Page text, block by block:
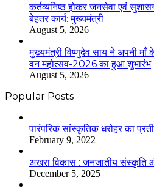
कर्तव्यनिष्ठ होकर जनसेवा एवं
बेहतर कार्य: मुख्यमंत्री
August 5, 2026
मुख्यमंत्री विष्णुदेव साय ने अपनी माँ
वन महोत्सव-2026 का हुआ शुभारंभ
August 5, 2026
Popular Posts
​​​​​​​पारंपरिक सांस्कृतिक धरोहर का
February 9, 2022
अखरा विकास : जनजातीय संस्कृति
December 5, 2025